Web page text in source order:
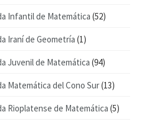
Infantil de Matemática (52)
Iraní de Geometría (1)
Juvenil de Matemática (94)
Matemática del Cono Sur(13)
Rioplatense de Matemática (5)